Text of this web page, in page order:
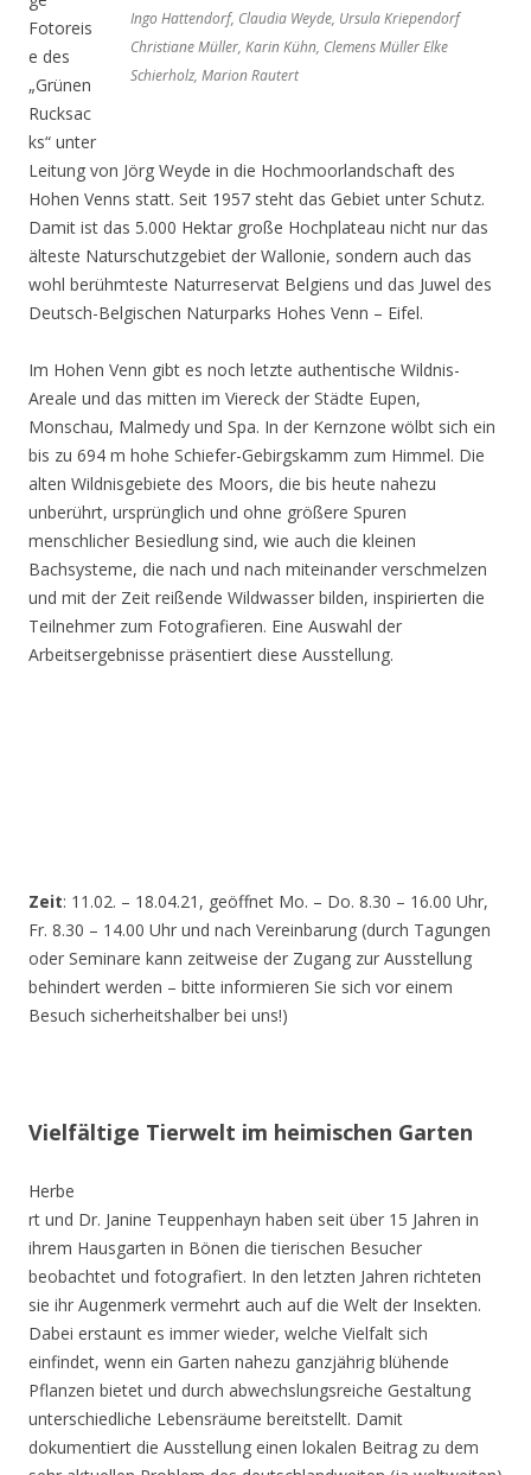
Ingo Hattendorf, Claudia Weyde, Ursula Kriependorf
Christiane Müller, Karin Kühn, Clemens Müller Elke
Schierholz, Marion Rautert
Fotoreis
e des
„Grünen
Rucksac
ks“ unter
Leitung von Jörg Weyde in die Hochmoorlandschaft des
Hohen Venns statt. Seit 1957 steht das Gebiet unter Schutz.
Damit ist das 5.000 Hektar große Hochplateau nicht nur das
älteste Naturschutzgebiet der Wallonie, sondern auch das
wohl berühmteste Naturreservat Belgiens und das Juwel des
Deutsch-Belgischen Naturparks Hohes Venn – Eifel.
Im Hohen Venn gibt es noch letzte authentische Wildnis-
Areale und das mitten im Viereck der Städte Eupen,
Monschau, Malmedy und Spa. In der Kernzone wölbt sich ein
bis zu 694 m hohe Schiefer-Gebirgskamm zum Himmel. Die
alten Wildnisgebiete des Moors, die bis heute nahezu
unberührt, ursprünglich und ohne größere Spuren
menschlicher Besiedlung sind, wie auch die kleinen
Bachsysteme, die nach und nach miteinander verschmelzen
und mit der Zeit reißende Wildwasser bilden, inspirierten die
Teilnehmer zum Fotografieren. Eine Auswahl der
Arbeitsergebnisse präsentiert diese Ausstellung.
Zeit: 11.02. – 18.04.21, geöffnet Mo. – Do. 8.30 – 16.00 Uhr,
Fr. 8.30 – 14.00 Uhr und nach Vereinbarung (durch Tagungen
oder Seminare kann zeitweise der Zugang zur Ausstellung
behindert werden – bitte informieren Sie sich vor einem
Besuch sicherheitshalber bei uns!)
Vielfältige Tierwelt im heimischen Garten
Herbe
rt und Dr. Janine Teuppenhayn haben seit über 15 Jahren in
ihrem Hausgarten in Bönen die tierischen Besucher
beobachtet und fotografiert. In den letzten Jahren richteten
sie ihr Augenmerk vermehrt auch auf die Welt der Insekten.
Dabei erstaunt es immer wieder, welche Vielfalt sich
einfindet, wenn ein Garten nahezu ganzjährig blühende
Pflanzen bietet und durch abwechslungsreiche Gestaltung
unterschiedliche Lebensräume bereitstellt. Damit
dokumentiert die Ausstellung einen lokalen Beitrag zu dem